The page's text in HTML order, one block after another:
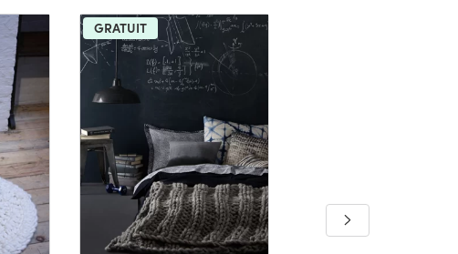
GRATUIT
Mango Big Loop Yarn
Merino and Big Loop
PDF téléchargeable,